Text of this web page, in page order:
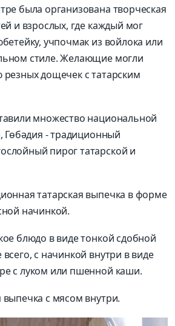
была организована творческая
и взрослых, где каждый мог
учпочмак из войлока или
стиле. Желающие могли
резных дощечек с татарским
множество национальной
Гөбәдия - традиционный
пирог татарской и
татарская выпечка в форме
начинкой.
блюдо в виде тонкой сдобной
с начинкой внутри в виде
с луком или пшенной каши.
с мясом внутри.